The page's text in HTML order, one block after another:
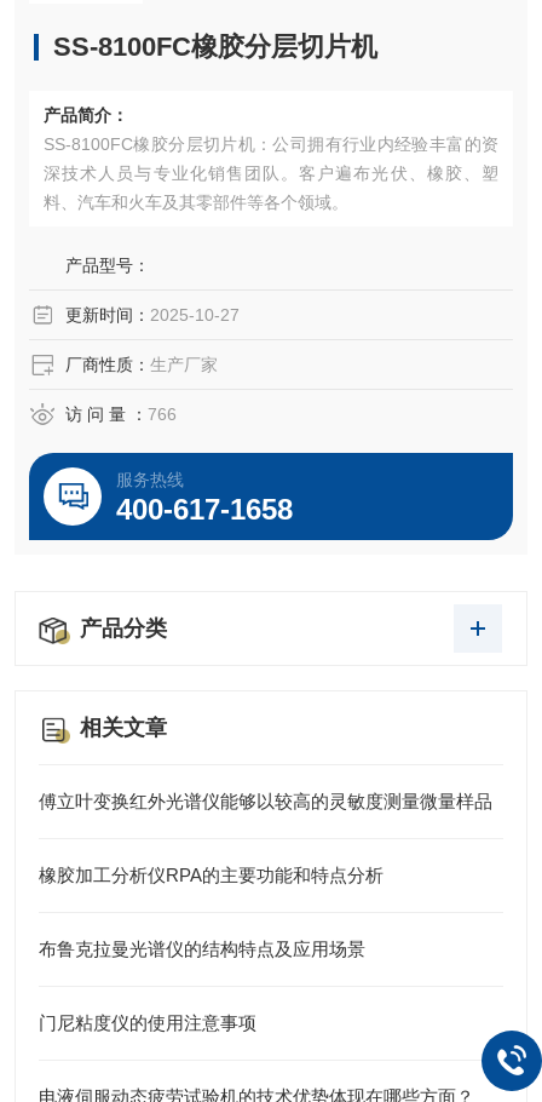
SS-8100FC橡胶分层切片机
产品简介：
SS-8100FC橡胶分层切片机：公司拥有行业内经验丰富的资
深技术人员与专业化销售团队。客户遍布光伏、橡胶、塑
料、汽车和火车及其零部件等各个领域。
产品型号：
更新时间： 2025-10-27
厂商性质： 生产厂家
访 问 量 ： 766
服务热线
400-617-1658
产品分类
相关文章
傅立叶变换红外光谱仪能够以较高的灵敏度测量微量样品
橡胶加工分析仪RPA的主要功能和特点分析
布鲁克拉曼光谱仪的结构特点及应用场景
门尼粘度仪的使用注意事项
电液伺服动态疲劳试验机的技术优势体现在哪些方面？